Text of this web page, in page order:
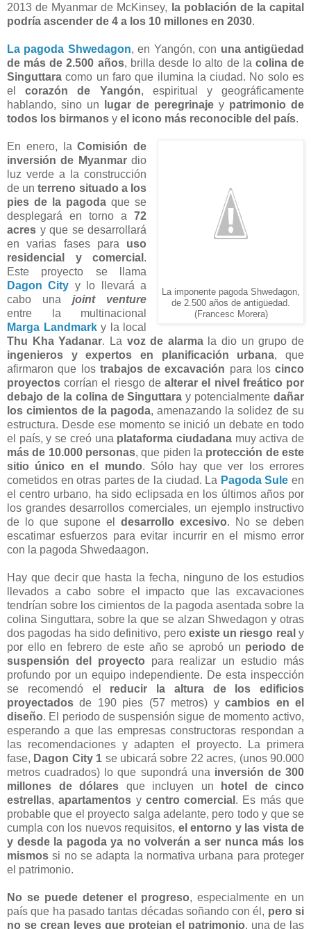
2013 de Myanmar de McKinsey,
la población de la capital
podría ascender de 4 a los 10 millones en 2030.
La pagoda Shwedagon, en Yangón, con una antigüedad
de más de 2.500 años, brilla desde lo alto de la colina de
Singuttara como un faro que ilumina la ciudad. No solo es
elcorazón de Yangón, espiritual y geográficamente
hablando, sino un
lugar de peregrinaje y patrimonio de
todos los birmanos y el icono más reconocible del país.
La imponente pagoda Shwedagon,
de 2.500 años de antigüedad.
(Francesc Morera)
En enero, laComisión de
inversión de Myanmardio
luz verde a la construcción
de unterreno situado a los
pies de la pagoda que se
desplegará en torno a72
acres y que se desarrollará
en varias fases para uso
residencial y comercial .
Este proyecto se llama
Dagon City y lo llevará a
cabo unajoint venture
entre la multinacional
Marga Landmarky la local
Thu Kha Yadanar. La voz de alarmala dio un grupo de
ingenieros y expertos en planificación urbana, que
afirmaron que los trabajos de excavación para los cinco
proyectos corrían el riesgo dealterar el nivel freático por
debajo de la colina de Singuttara y potencialmente dañar
los cimientos de la pagoda, amenazando la solidez de su
estructura. Desde ese momento se inició un debate en todo
el país, y se creó una plataforma ciudadanamuy activa de
más de 10.000 personas, que piden la protección de este
sitio único en el mundo. Sólo hay que ver los errores
cometidos en otras partes de la ciudad. La Pagoda Sule en
el centro urbano, ha sido eclipsada en los últimos años por
los grandes desarrollos comerciales, un ejemplo instructivo
de lo que supone el desarrollo excesivo. No se deben
escatimar esfuerzos para evitar incurrir en el mismo error
con la pagoda Shwedaagon.
Hay que decir que hasta la fecha, ninguno de los estudios
llevados a cabo sobre el impacto que las excavaciones
tendrían sobre los cimientos de la pagoda asentada sobre la
colina Singuttara, sobre la que se alzan Shwedagon y otras
dos pagodas ha sido definitivo, pero existe un riesgo real y
por ello en febrero de este año se aprobó un periodo de
suspensión del proyecto para realizar un estudio más
profundo por un equipo independiente. De esta inspección
se recomendó el reducir la altura de los edificios
proyectados de 190 pies (57 metros) ycambios en el
diseño. El periodo de suspensión sigue de momento activo,
esperando a que las empresas constructoras respondan a
las recomendaciones y adapten el proyecto. La primera
fase, Dagon City 1 se ubicará sobre 22 acres, (unos 90.000
metros cuadrados) lo que supondrá una inversión de 300
millones de dólares que incluyen un
hotel de cinco
estrellas,apartamentos y centro comercial . Es más que
probable que el proyecto salga adelante, pero todo y que se
cumpla con los nuevos requisitos, el entorno y las vista de
y desde la pagoda ya no volverán a ser nunca más los
mismos si no se adapta la normativa urbana para proteger
el patrimonio.
No se puede detener el progreso, especialmente en un
país que ha pasado tantas décadas soñando con él, pero si
no se crean leyes que protejan el patrimonio, una de las